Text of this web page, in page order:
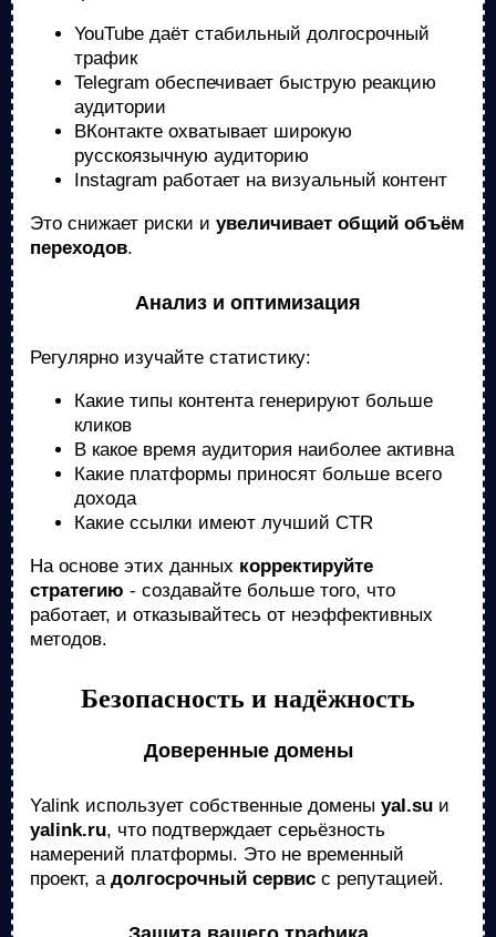
YouTube даёт стабильный долгосрочный
трафик
Telegram обеспечивает быструю реакцию
аудитории
ВКонтакте охватывает широкую
русскоязычную аудиторию
Instagram работает на визуальный контент
Это снижает риски и увеличивает общий объём
переходов.
Анализ и оптимизация
Регулярно изучайте статистику:
Какие типы контента генерируют больше
кликов
В какое время аудитория наиболее активна
Какие платформы приносят больше всего
дохода
Какие ссылки имеют лучший CTR
На основе этих данных корректируйте
стратегию - создавайте больше того, что
работает, и отказывайтесь от неэффективных
методов.
Безопасность и надёжность
Доверенные домены
Yalink использует собственные домены yal.su и
yalink.ru, что подтверждает серьёзность
намерений платформы. Это не временный
проект, а долгосрочный сервис с репутацией.